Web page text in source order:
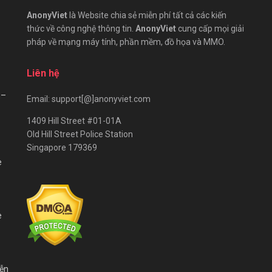
AnonyViet là Website chia sẻ miễn phí tất cả các kiến
thức về công nghệ thông tin. AnonyViet cung cấp mọi giải
pháp về mạng máy tính, phần mềm, đồ họa và MMO.
Liên hệ
Email: support[@]anonyviet.com
1409 Hill Street #01-01A
Old Hill Street Police Station
Singapore 179369